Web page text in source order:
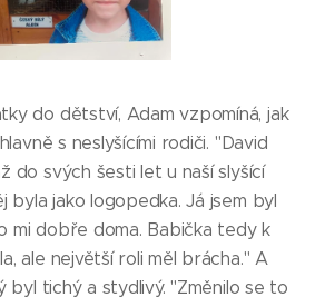
do dětství, Adam vzpomíná, jak
s neslyšícími rodiči. "David
do svých šesti let u naší slyšící
byla jako logopedka. Já jsem byl
mi dobře doma. Babička tedy k
ale největší roli měl brácha." A
byl tichý a stydlivý. "Změnilo se to